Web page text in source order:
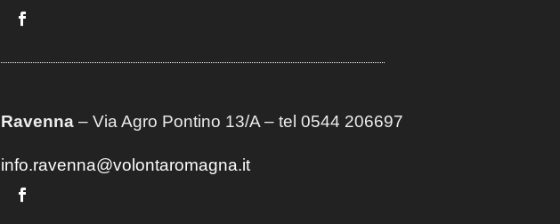
Ravenna– Via Agro Pontino 13/A– tel 0544 206697
info.ravenna@volontaromagna.it